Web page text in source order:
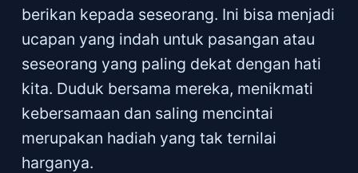
berikan kepada seseorang. Ini bisa menjadi
ucapan yang indah untuk pasangan atau
seseorang yang paling dekat dengan hati
kita. Duduk bersama mereka, menikmati
kebersamaan dan saling mencintai
merupakan hadiah yang tak ternilai
harganya.